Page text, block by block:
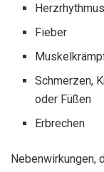
Fieber
Schmerzen,
oder Füßen
Erbrechen
Nebenwirkungen,